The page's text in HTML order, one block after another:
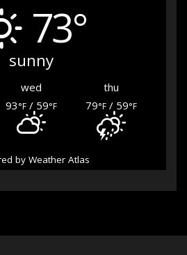
73°
sunny
wed
thu
93°F/ 59°F 79°F/ 59°F
by Weather Atlas